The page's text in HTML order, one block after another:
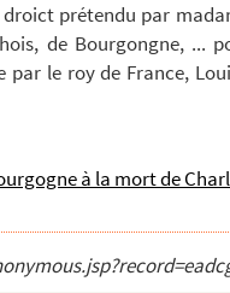
prétendu par
de Bourgongne, ...
le roy de France,
à la mort de